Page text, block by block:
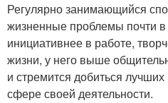
Регулярно занимающийся
жизненные проблемы почти в
инициативнее в работе,
жизни, у него выше
и стремится добиться
сфере своей деятельности.